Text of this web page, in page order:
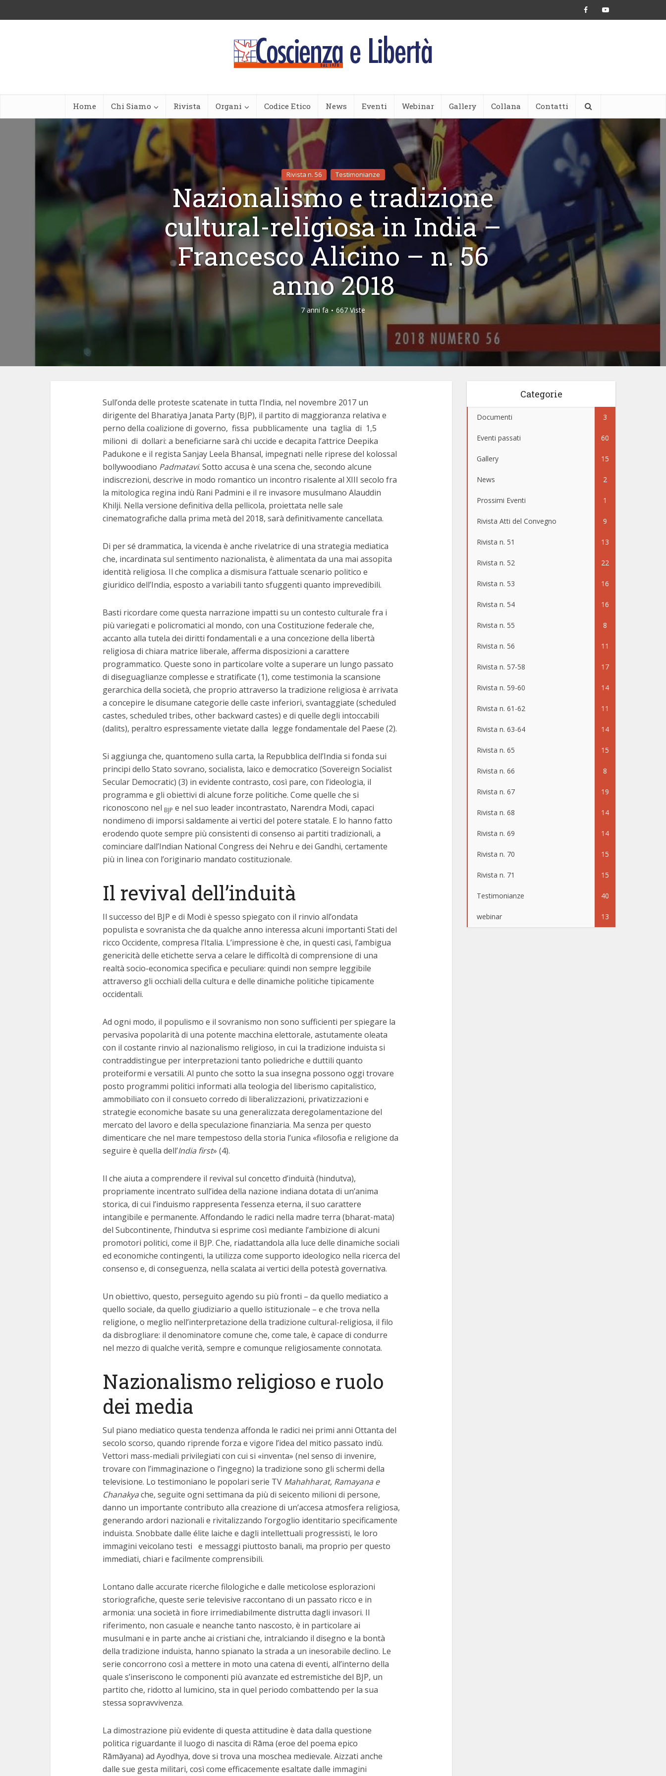
Home Chi Siamo Rivista Organi Codice Etico News Eventi Webinar Gallery Collana Contatti
Rivista n. 56 Testimonianze
Nazionalismo e tradizione
cultural-religiosa in India –
Francesco Alicino – n. 56
anno 2018
7 anni fa 667 Viste
Sull’onda delle proteste scatenate in tutta l’India, nel novembre 2017 un
dirigente del Bharatiya Janata Party (BJP), il partito di maggioranza relativa e
perno della coalizione di governo, fissa pubblicamente una taglia di 1,5
milioni di dollari: a beneficiarne sarà chi uccide e decapita l’attrice Deepika
Padukone e il regista Sanjay Leela Bhansal, impegnati nelle riprese del kolossal
bollywoodiano Padmatavi. Sotto accusa è una scena che, secondo alcune
indiscrezioni, descrive in modo romantico un incontro risalente al XIII secolo fra
la mitologica regina indù Rani Padmini e il re invasore musulmano Alauddin
Khilji. Nella versione definitiva della pellicola, proiettata nelle sale
cinematografiche dalla prima metà del 2018, sarà definitivamente cancellata.
Di per sé drammatica, la vicenda è anche rivelatrice di una strategia mediatica
che, incardinata sul sentimento nazionalista, è alimentata da una mai assopita
identità religiosa. Il che complica a dismisura l’attuale scenario politico e
giuridico dell’India, esposto a variabili tanto sfuggenti quanto imprevedibili.
Basti ricordare come questa narrazione impatti su un contesto culturale fra i
più variegati e policromatici al mondo, con una Costituzione federale che,
accanto alla tutela dei diritti fondamentali e a una concezione della libertà
religiosa di chiara matrice liberale, afferma disposizioni a carattere
programmatico. Queste sono in particolare volte a superare un lungo passato
di diseguaglianze complesse e stratificate (1), come testimonia la scansione
gerarchica della società, che proprio attraverso la tradizione religiosa è arrivata
a concepire le disumane categorie delle caste inferiori, svantaggiate (scheduled
castes, scheduled tribes, other backward castes) e di quelle degli intoccabili
(dalits), peraltro espressamente vietate dalla legge fondamentale del Paese (2).
Si aggiunga che, quantomeno sulla carta, la Repubblica dell’India si fonda sui
principi dello Stato sovrano, socialista, laico e democratico (Sovereign Socialist
Secular Democratic) (3) in evidente contrasto, così pare, con l’ideologia, il
programma e gli obiettivi di alcune forze politiche. Come quelle che si
riconoscono nel BJP e nel suo leader incontrastato, Narendra Modi, capaci
nondimeno di imporsi saldamente ai vertici del potere statale. E lo hanno fatto
erodendo quote sempre più consistenti di consenso ai partiti tradizionali, a
cominciare dall’Indian National Congress dei Nehru e dei Gandhi, certamente
più in linea con l’originario mandato costituzionale.
Il revival dell’induità
Il successo del BJP e di Modi è spesso spiegato con il rinvio all’ondata
populista e sovranista che da qualche anno interessa alcuni importanti Stati del
ricco Occidente, compresa l’Italia. L’impressione è che, in questi casi, l’ambigua
genericità delle etichette serva a celare le difficoltà di comprensione di una
realtà socio-economica specifica e peculiare: quindi non sempre leggibile
attraverso gli occhiali della cultura e delle dinamiche politiche tipicamente
occidentali.
Ad ogni modo, il populismo e il sovranismo non sono sufficienti per spiegare la
pervasiva popolarità di una potente macchina elettorale, astutamente oleata
con il costante rinvio al nazionalismo religioso, in cui la tradizione induista si
contraddistingue per interpretazioni tanto poliedriche e duttili quanto
proteiformi e versatili. Al punto che sotto la sua insegna possono oggi trovare
posto programmi politici informati alla teologia del liberismo capitalistico,
ammobiliato con il consueto corredo di liberalizzazioni, privatizzazioni e
strategie economiche basate su una generalizzata deregolamentazione del
mercato del lavoro e della speculazione finanziaria. Ma senza per questo
dimenticare che nel mare tempestoso della storia l’unica «filosofia e religione da
seguire è quella dell’India first» (4).
Il che aiuta a comprendere il revival sul concetto d’induità (hindutva),
propriamente incentrato sull’idea della nazione indiana dotata di un’anima
storica, di cui l’induismo rappresenta l’essenza eterna, il suo carattere
intangibile e permanente. Affondando le radici nella madre terra (bharat-mata)
del Subcontinente, l’hindutva si esprime così mediante l’ambizione di alcuni
promotori politici, come il BJP. Che, riadattandola alla luce delle dinamiche sociali
ed economiche contingenti, la utilizza come supporto ideologico nella ricerca del
consenso e, di conseguenza, nella scalata ai vertici della potestà governativa.
Un obiettivo, questo, perseguito agendo su più fronti – da quello mediatico a
quello sociale, da quello giudiziario a quello istituzionale – e che trova nella
religione, o meglio nell’interpretazione della tradizione cultural-religiosa, il filo
da disbrogliare: il denominatore comune che, come tale, è capace di condurre
nel mezzo di qualche verità, sempre e comunque religiosamente connotata.
Nazionalismo religioso e ruolo
dei media
Sul piano mediatico questa tendenza affonda le radici nei primi anni Ottanta del
secolo scorso, quando riprende forza e vigore l’idea del mitico passato indù.
Vettori mass-mediali privilegiati con cui si «inventa» (nel senso di invenire,
trovare con l’immaginazione o l’ingegno) la tradizione sono gli schermi della
televisione. Lo testimoniano le popolari serie TV Mahahharat, Ramayana e
Chanakyache, seguite ogni settimana da più di seicento milioni di persone,
danno un importante contributo alla creazione di un’accesa atmosfera religiosa,
generando ardori nazionali e rivitalizzando l’orgoglio identitario specificamente
induista. Snobbate dalle élite laiche e dagli intellettuali progressisti, le loro
immagini veicolano testi e messaggi piuttosto banali, ma proprio per questo
immediati, chiari e facilmente comprensibili.
Lontano dalle accurate ricerche filologiche e dalle meticolose esplorazioni
storiografiche, queste serie televisive raccontano di un passato ricco e in
armonia: una società in fiore irrimediabilmente distrutta dagli invasori. Il
riferimento, non casuale e neanche tanto nascosto, è in particolare ai
musulmani e in parte anche ai cristiani che, intralciando il disegno e la bontà
della tradizione induista, hanno spianato la strada a un inesorabile declino. Le
serie concorrono così a mettere in moto una catena di eventi, all’interno della
quale s’inseriscono le componenti più avanzate ed estremistiche del BJP, un
partito che, ridotto al lumicino, sta in quel periodo combattendo per la sua
stessa sopravvivenza.
La dimostrazione più evidente di questa attitudine è data dalla questione
politica riguardante il luogo di nascita di Rāma (eroe del poema epico
Rāmāyana) ad Ayodhya, dove si trova una moschea medievale. Aizzati anche
dalle sue gesta militari, così come efficacemente esaltate dalle immagini
Categorie
Documenti 3
Eventi passati 60
Gallery 15
News 2
Prossimi Eventi 1
Rivista Atti del Convegno 9
Rivista n. 51 13
Rivista n. 52 22
Rivista n. 53 16
Rivista n. 54 16
Rivista n. 55 8
Rivista n. 56 11
Rivista n. 57-58 17
Rivista n. 59-60 14
Rivista n. 61-62 11
Rivista n. 63-64 14
Rivista n. 65 15
Rivista n. 66 8
Rivista n. 67 19
Rivista n. 68 14
Rivista n. 69 14
Rivista n. 70 15
Rivista n. 71 15
Testimonianze 40
webinar 13